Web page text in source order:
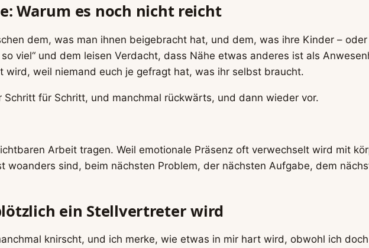
Warum es noch nicht reicht
dem, was man ihnen beigebracht hat, und dem, was ihre Kinder –
viel“ und dem leisen Verdacht, dass Nähe etwas anderes ist als
weil niemand euch je gefragt hat, was ihr selbst braucht.
für Schritt, und manchmal rückwärts, und dann wieder vor.
Arbeit tragen. Weil emotionale Präsenz oft verwechselt wird mit
woanders sind, beim nächsten Problem, der nächsten Aufgabe, dem
ein Stellvertreter wird
knirscht, und ich merke, wie etwas in mir hart wird, obwohl ich